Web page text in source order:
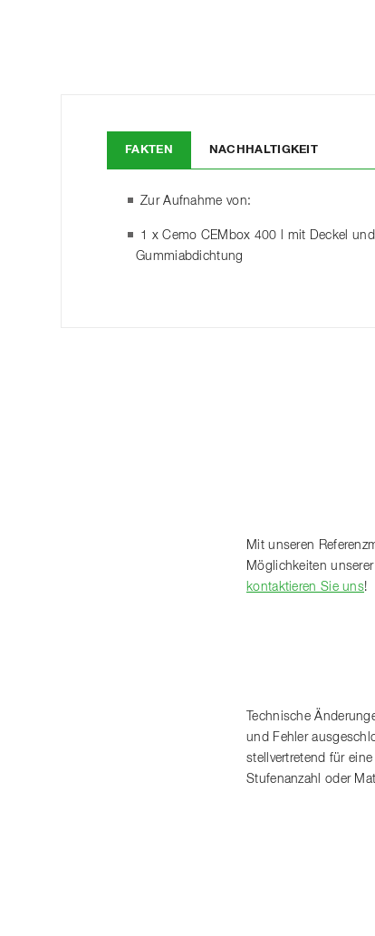
FAKTEN NACHHALTIGKEIT
Zur Aufnahme von:
1 x Cemo CEMbox 400 l mit Deckel und
Gummiabdichtung
Mit unseren
Möglichkeiten
kontaktieren Sie uns!
Technische
und Fehler
stellvertretend für
Stufenanzahl oder